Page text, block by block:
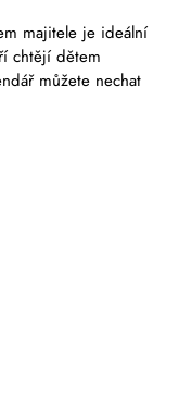
majitele je ideální
chtějí dětem
můžete nechat